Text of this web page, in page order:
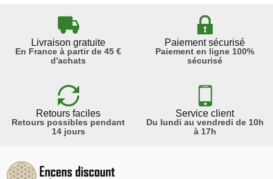
Livraison gratuite
En France à partir de 45 €
d'achats
Paiement sécurisé
Paiement en ligne 100%
sécurisé
Retours faciles
Retours possibles pendant
14 jours
Service client
Du lundi au vendredi de 10h
à 17h